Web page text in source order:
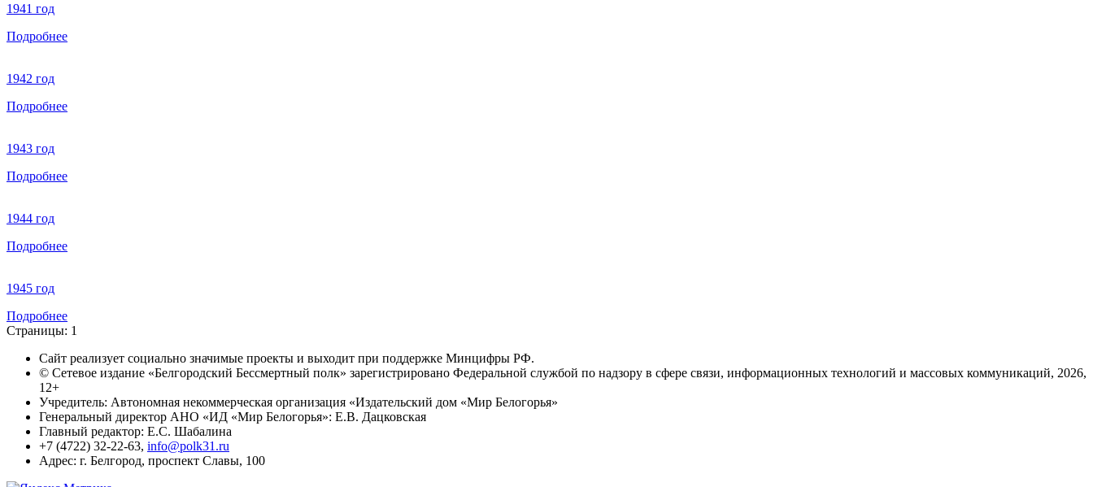
1941 год
Подробнее
1942 год
Подробнее
1943 год
Подробнее
1944 год
Подробнее
1945 год
Подробнее
Страницы: 1
Сайт реализует социально значимые проекты и выходит при поддержке Минцифры РФ.
© Сетевое издание «Белгородский Бессмертный полк» зарегистрировано Федеральной службой по надзору в сфере связи, информационных технологий и массовых коммуникаций, 2026,
12+
Учредитель: Автономная некоммерческая организация «Издательский дом «Мир Белогорья»
Генеральный директор АНО «ИД «Мир Белогорья»: Е.В. Дацковская
Главный редактор: Е.С. Шабалина
+7 (4722) 32-22-63, info@polk31.ru
Адрес: г. Белгород, проспект Славы, 100